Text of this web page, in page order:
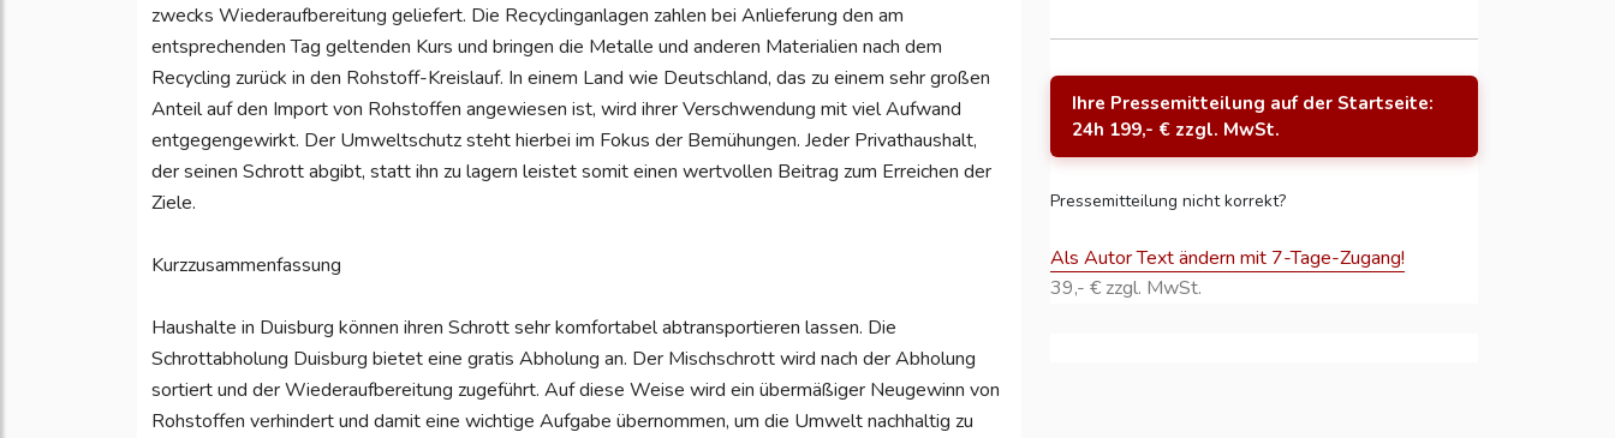
zwecks Wiederaufbereitung geliefert. Die Recyclinganlagen zahlen bei Anlieferung den am
entsprechenden Tag geltenden Kurs und bringen die Metalle und anderen Materialien nach dem
Recycling zurück in den Rohstoff-Kreislauf. In einem Land wie Deutschland, das zu einem sehr großen
Anteil auf den Import von Rohstoffen angewiesen ist, wird ihrer Verschwendung mit viel Aufwand
entgegengewirkt. Der Umweltschutz steht hierbei im Fokus der Bemühungen. Jeder Privathaushalt,
der seinen Schrott abgibt, statt ihn zu lagern leistet somit einen wertvollen Beitrag zum Erreichen der
Ziele.
Kurzzusammenfassung
Haushalte in Duisburg können ihren Schrott sehr komfortabel abtransportieren lassen. Die
Schrottabholung Duisburg bietet eine gratis Abholung an. Der Mischschrott wird nach der Abholung
sortiert und der Wiederaufbereitung zugeführt. Auf diese Weise wird ein übermäßiger Neugewinn von
Rohstoffen verhindert und damit eine wichtige Aufgabe übernommen, um die Umwelt nachhaltig zu
Ihre Pressemitteilung auf der Startseite:
24h 199,- € zzgl. MwSt.
Pressemitteilung nicht korrekt?
Als Autor Text ändern mit 7-Tage-Zugang!
39,- € zzgl. MwSt.